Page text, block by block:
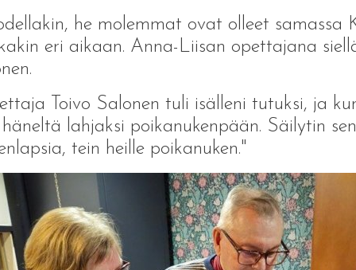
he molemmat ovat olleet samassa
eri aikaan. Anna-Liisan opettajana
Toivo Salonen tuli isälleni tutuksi, ja
lahjaksi poikanukenpään. Säilytin
tein heille poikanuken."